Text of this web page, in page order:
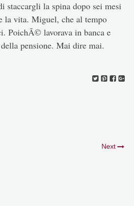
la spina dopo sei mesi
la vita. Miguel, che al tempo
PoichÃ© lavorava in banca e
pensione. Mai dire mai.
Next